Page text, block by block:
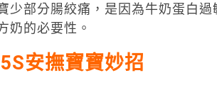
少部分腸絞痛，是因為牛奶蛋白
奶的必要性。
安撫寶寶妙招